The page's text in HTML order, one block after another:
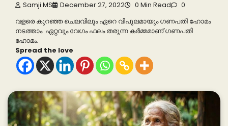
Samji MS December 27, 2022 0 Min Read 0
വളരെ കുറഞ്ഞ ചെലവിലും ഏറെ വിപുലമായും ഗണപതി ഹോമം
നടത്താം. ഏറ്റവും വേഗം ഫലം തരുന്ന കര്‍മ്മമാണ് ഗണപതി
ഹോമം.
Spread the love